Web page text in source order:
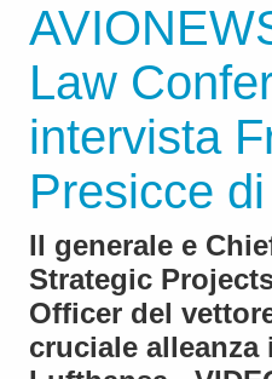
Law
intervista
Presicce
Il generale e
Strategic
Officer del
cruciale